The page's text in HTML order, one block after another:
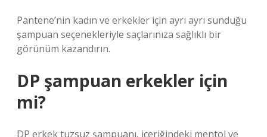
Pantene’nin kadın ve erkekler için ayrı ayrı sunduğu
şampuan seçenekleriyle saçlarınıza sağlıklı bir
görünüm kazandırın.
DP şampuan erkekler için
mi?
DP erkek tuzsuz şampuanı, içeriğindeki mentol ve